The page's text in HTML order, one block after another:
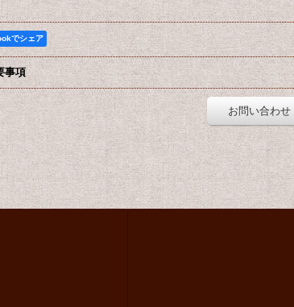
でシェア
事項
お問い合わせ